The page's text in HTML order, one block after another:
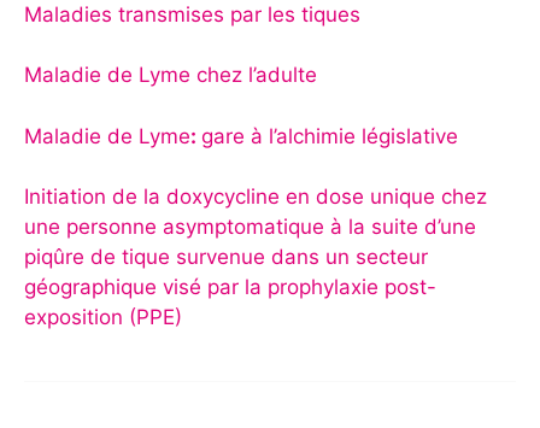
Maladies transmises par les tiques
Maladie de Lyme chez l’adulte
Maladie de Lyme: gare à l’alchimie législative
Initiation de la doxycycline en dose unique chez
une personne asymptomatique à la suite d’une
piqûre de tique survenue dans un secteur
géographique visé par la prophylaxie post-
exposition (PPE)